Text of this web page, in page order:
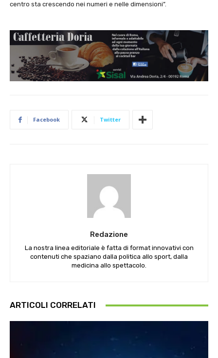
centro sta crescendo nei numeri e nelle dimensioni”.
Facebook Twitter
Redazione
La nostra linea editoriale è fatta di format innovativi con
contenuti che spaziano dalla politica allo sport, dalla
medicina allo spettacolo.
ARTICOLI CORRELATI